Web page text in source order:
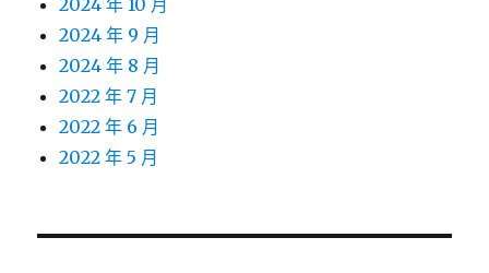
2024 年 10 月
2024 年 9 月
2024 年 8 月
2022 年 7 月
2022 年 6 月
2022 年 5 月